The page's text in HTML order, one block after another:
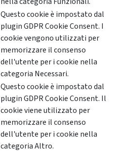
Questo cookie è impostato dal
plugin GDPR Cookie Consent. I
cookie vengono utilizzati per
memorizzare il consenso
dell'utente per i cookie nella
categoria Necessari.
Questo cookie è impostato dal
plugin GDPR Cookie Consent. Il
cookie viene utilizzato per
memorizzare il consenso
dell'utente per i cookie nella
categoria Altro.